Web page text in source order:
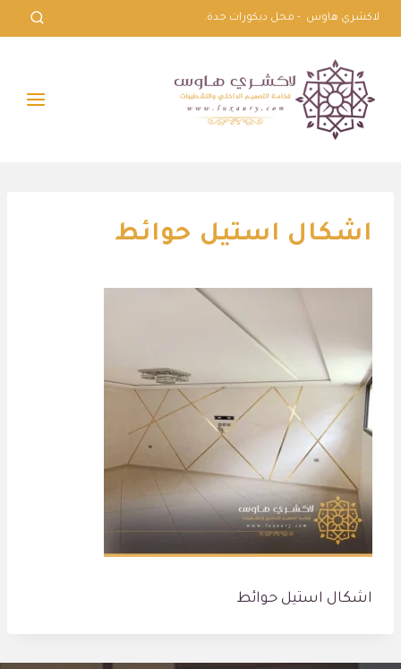
التجاوز
إلى
المحتوى
لاكشري هاوس - محل ديكورات جدة.
اشكال استيل حوائط
اشكال استيل حوائط